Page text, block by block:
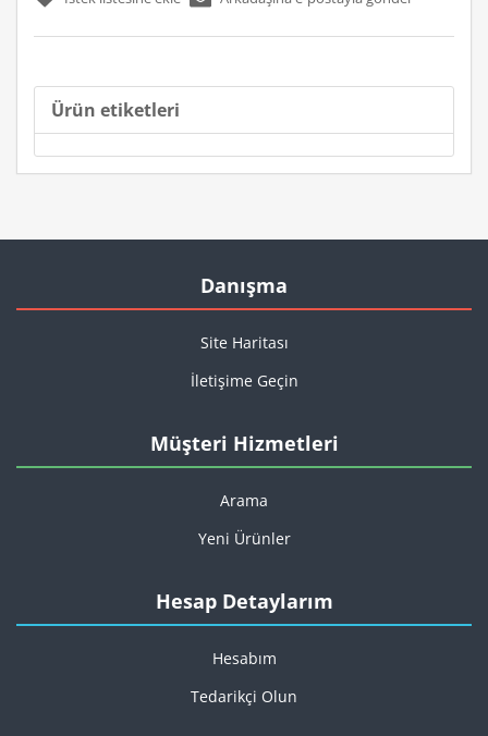
Ürün etiketleri
Danışma
Site Haritası
İletişime Geçin
Müşteri Hizmetleri
Arama
Yeni Ürünler
Hesap Detaylarım
Hesabım
Tedarikçi Olun